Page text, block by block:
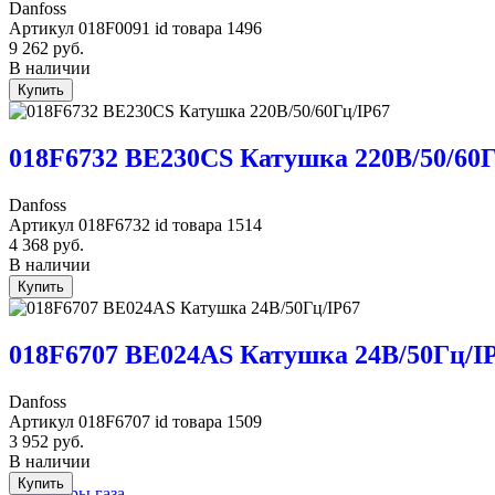
Danfoss
Артикул 018F0091 id товара 1496
9 262 руб.
В наличии
Купить
018F6732 BE230CS Катушка 220В/50/
Danfoss
Артикул 018F6732 id товара 1514
4 368 руб.
В наличии
Купить
018F6707 BE024AS Катушка 24В/50Гц/
Danfoss
Артикул 018F6707 id товара 1509
3 952 руб.
В наличии
Купить